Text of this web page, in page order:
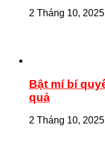
2 Tháng 10, 2025
Bật mí bí
quả
2 Tháng 10, 2025